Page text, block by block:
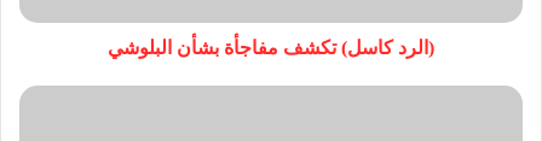
(الرد كاسل) تكشف مفاجأة بشأن البلوشي